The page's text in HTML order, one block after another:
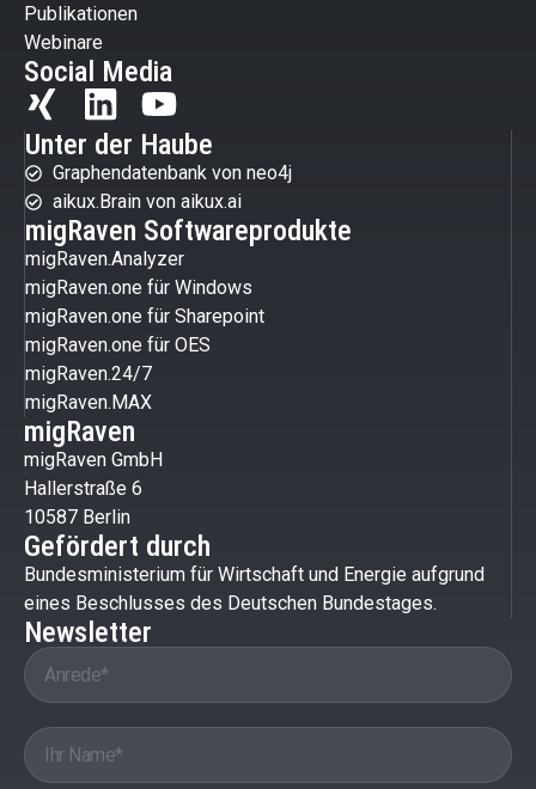
Publikationen
Webinare
Social Media
Unter der Haube
Graphendatenbank von neo4j
aikux.Brain von aikux.ai
migRaven Softwareprodukte
migRaven.Analyzer
migRaven.one für Windows
migRaven.one für Sharepoint
migRaven.one für OES
migRaven.24/7
migRaven.MAX
migRaven
migRaven GmbH
Hallerstraße 6
10587 Berlin
Gefördert durch
Bundesministerium für Wirtschaft und Energie aufgrund
eines Beschlusses des Deutschen Bundestages.
Newsletter